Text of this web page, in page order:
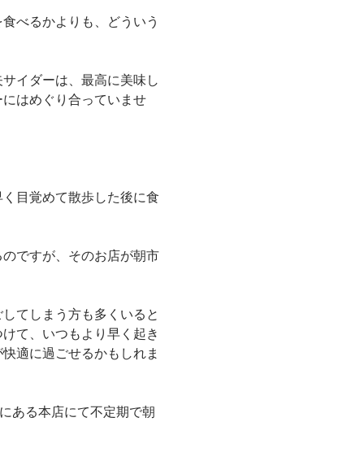
べるかよりも、どういう
イダーは、最高に美味し
はめぐり合っていませ
目覚めて散歩した後に食
ですが、そのお店が朝市
てしまう方も多くいると
て、いつもより早く起き
適に過ごせるかもしれま
ある本店にて不定期で朝